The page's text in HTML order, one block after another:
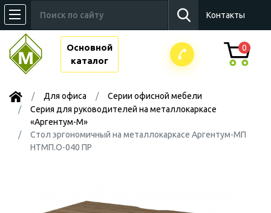
Контакты
Основной
каталог
0
Для офиса
Серии офисной мебели
Серия для руководителей на металлокаркасе
«Аргентум-М»
Стол эргономичный на металлокаркасе Аргентум-МП
НТМП.О-040 ПР